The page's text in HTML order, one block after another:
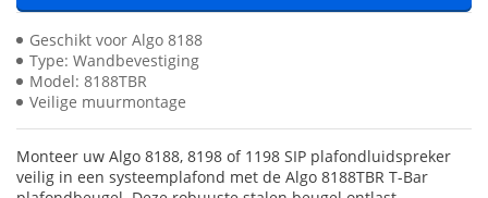
Geschikt voor Algo 8188
Type: Wandbevestiging
Model: 8188TBR
Veilige muurmontage
Monteer uw Algo 8188, 8198 of 1198 SIP plafondluidspreker
veilig in een systeemplafond met de Algo 8188TBR T-Bar